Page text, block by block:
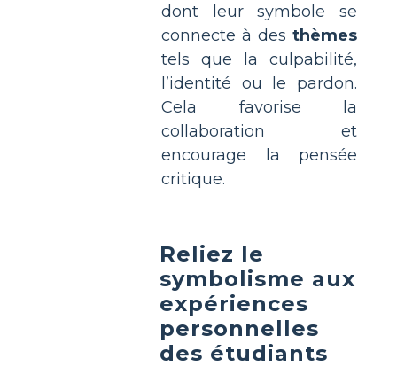
dont leur symbole se
connecte à des thèmes
tels que la culpabilité,
l’identité ou le pardon.
Cela favorise la
collaboration et
encourage la pensée
critique.
Reliez le
symbolisme aux
expériences
personnelles
des étudiants